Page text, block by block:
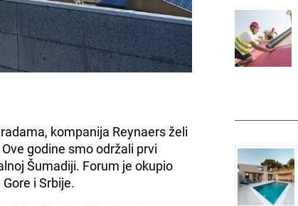
kompanija Reynaers želi
godine smo održali prvi
Šumadiji. Forum je okupio
i Srbije.